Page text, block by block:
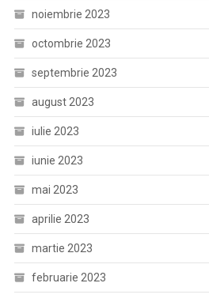
noiembrie 2023
octombrie 2023
septembrie 2023
august 2023
iulie 2023
iunie 2023
mai 2023
aprilie 2023
martie 2023
februarie 2023